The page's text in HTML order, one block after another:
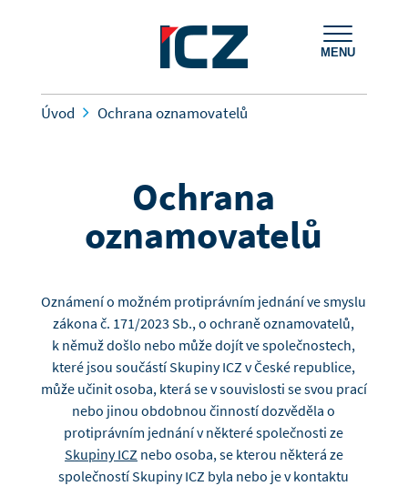
MENU
Úvod Ochrana oznamovatelů
Ochrana
oznamovatelů
Oznámení o možném protiprávním jednání ve smyslu
zákona č. 171/2023 Sb., o ochraně oznamovatelů,
k němuž došlo nebo může dojít ve společnostech,
které jsou součástí Skupiny ICZ v České republice,
může učinit osoba, která se v souvislosti se svou prací
nebo jinou obdobnou činností dozvěděla o
protiprávním jednání v některé společnosti ze
Skupiny ICZ nebo osoba, se kterou některá ze
společností Skupiny ICZ byla nebo je v kontaktu